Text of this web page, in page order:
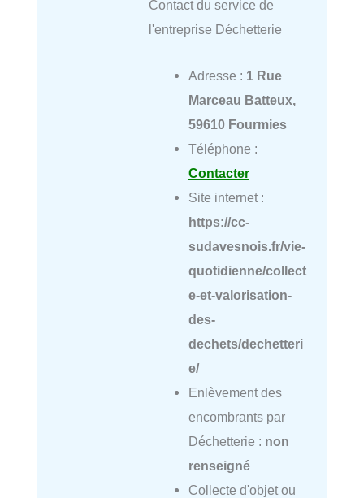
Contact du service de
l'entreprise Déchetterie
Adresse : 1 Rue
Marceau Batteux,
59610 Fourmies
Téléphone :
Contacter
Site internet :
https://cc-
sudavesnois.fr/vie-
quotidienne/collect
e-et-valorisation-
des-
dechets/dechetteri
e/
Enlèvement des
encombrants par
Déchetterie : non
renseigné
Collecte d'objet ou